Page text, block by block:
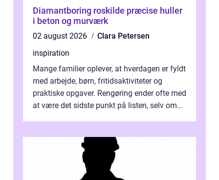
Diamantboring roskilde præcise huller
i beton og murværk
02 august 2026
Clara Petersen
inspiration
Mange familier oplever, at hverdagen er fyldt
med arbejde, børn, fritidsaktiviteter og
praktiske opgaver. Rengøring ender ofte med
at være det sidste punkt på listen, selv om...